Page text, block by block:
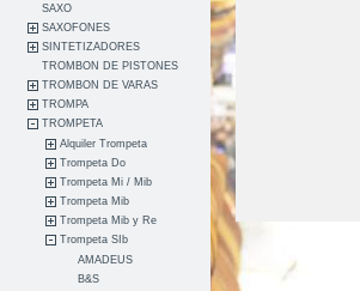
SAXO
SAXOFONES
SINTETIZADORES
TROMBON DE PISTONES
TROMBON DE VARAS
TROMPA
TROMPETA
Alquiler Trompeta
Trompeta Do
Trompeta Mi / Mib
Trompeta Mib
Trompeta Mib y Re
Trompeta SIb
AMADEUS
B&S